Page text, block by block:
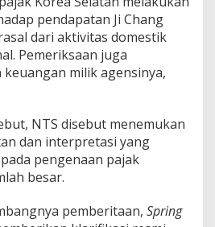
pendapatan Ji Chang
dari aktivitas domestik
Pemeriksaan juga
milik agensinya,
NTS disebut menemukan
dan interpretasi yang
pengenaan pajak
besar.
pemberitaan, Spring